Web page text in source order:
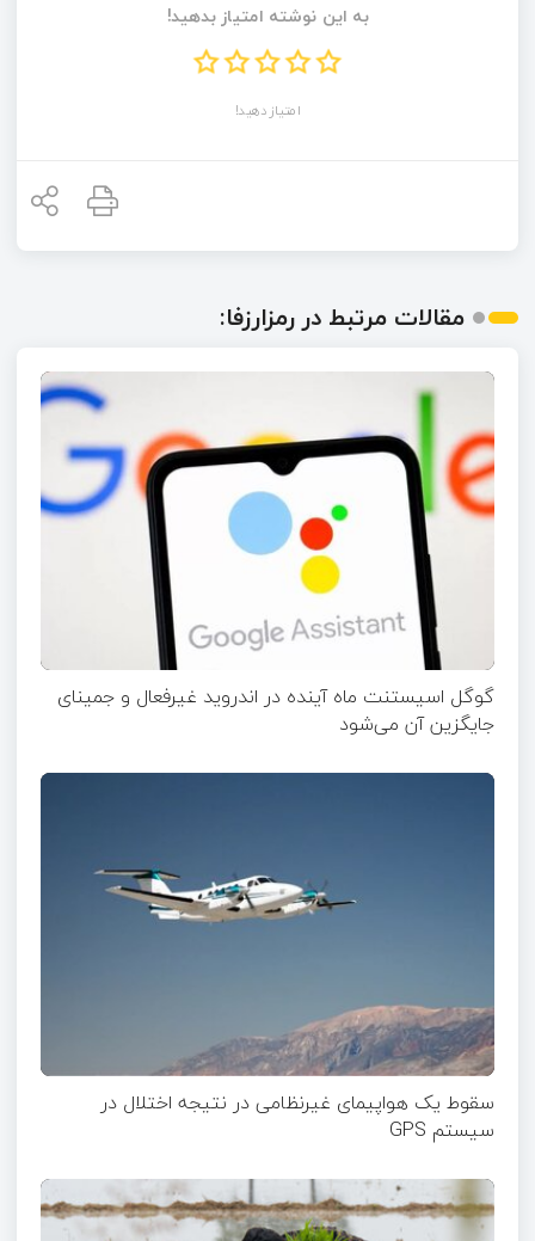
به این نوشته امتیاز بدهید!
امتیاز دهید!
مقالات مرتبط در رمزارزفا:
گوگل اسیستنت ماه آینده در اندروید غیرفعال و جمینای
جایگزین آن می‌شود
سقوط یک هواپیمای غیرنظامی در نتیجه اختلال در
سیستم‌ GPS